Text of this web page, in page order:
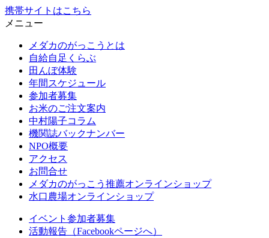
携帯サイトはこちら
メニュー
メダカのがっこうとは
自給自足くらぶ
田んぼ体験
年間スケジュール
参加者募集
お米のご注文案内
中村陽子コラム
機関誌バックナンバー
NPO概要
アクセス
お問合せ
メダカのがっこう推薦オンラインショップ
水口農場オンラインショップ
イベント参加者募集
活動報告（Facebookページへ）